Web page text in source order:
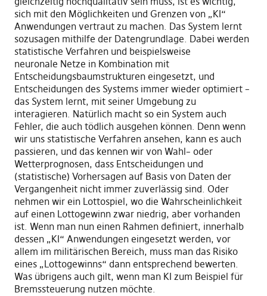
sich mit den Möglichkeiten und Grenzen von „KI“
Anwendungenvertraut zu machen. Das System lernt
sozusagen mithilfe der Datengrundlage. Dabei werden
statistische Verfahren und beispielsweise
neuronale Netze in Kombination mit
Entscheidungsbaumstrukturen eingesetzt, und
Entscheidungen desSystems immer wieder optimiert –
das System lernt, mit seiner Umgebung zu
interagieren. Natürlich macht so ein System auch
Fehler, die auch tödlich ausgehen können. Denn wenn
wir uns statistische Verfahren ansehen, kann es auch
passieren, und das kennen wir von Wahl– oder
Wetterprognosen, dassEntscheidungen und
(statistische) Vorhersagen auf Basis von Daten der
Vergangenheitnicht immer zuverlässig sind. Oder
nehmen wir ein Lottospiel, wo die Wahrscheinlichkeit
auf einen Lottogewinn zwar niedrig, aber vorhanden
ist. Wenn man nun einen Rahmen definiert, innerhalb
dessen „KI“ Anwendungen eingesetzt werden, vor
allem im militärischen Bereich, muss man das Risiko
eines „Lottogewinns“ dann entsprechend bewerten.
Was übrigens auch gilt, wenn man KI zum Beispiel für
Bremssteuerung nutzen möchte.